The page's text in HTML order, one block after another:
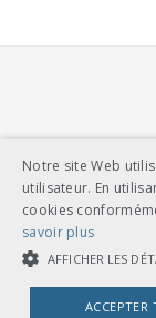
UNION DES
Dählhölzliweg 12
Tél. en contact direct avec
info@utp.ch
Plan d'accès
Notre site Web
utilisateur. En
cookies
savoir plus
AFFICHER LES
ACCEPTER